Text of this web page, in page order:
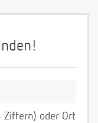
Ziffern) oder Ort